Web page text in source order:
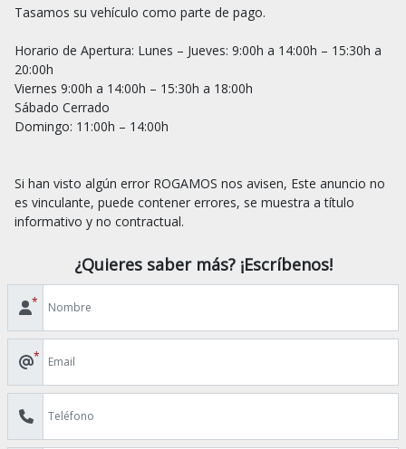
Tasamos su vehículo como parte de pago.
Horario de Apertura: Lunes – Jueves: 9:00h a 14:00h – 15:30h a
20:00h
Viernes 9:00h a 14:00h – 15:30h a 18:00h
Sábado Cerrado
Domingo: 11:00h – 14:00h
Si han visto algún error ROGAMOS nos avisen, Este anuncio no
es vinculante, puede contener errores, se muestra a título
¿Quieres saber más? ¡Escríbenos!
*
*